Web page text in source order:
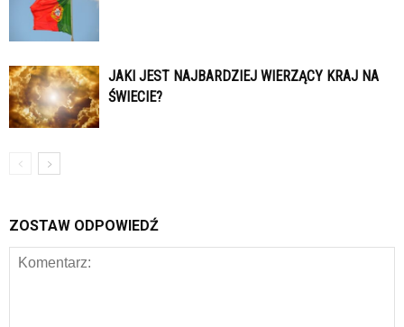
JAKI JEST NAJBARDZIEJ WIERZĄCY KRAJ NA
ŚWIECIE?
ZOSTAW ODPOWIEDŹ